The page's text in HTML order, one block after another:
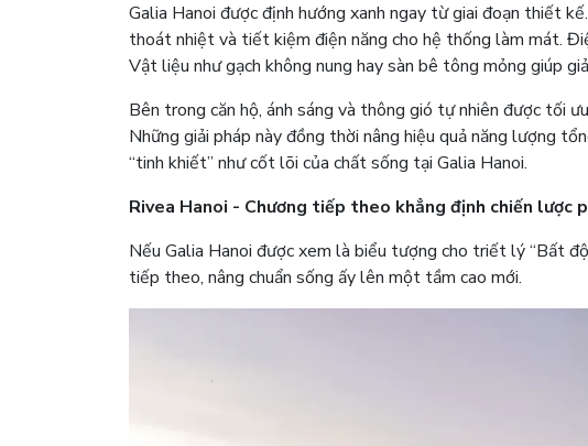
Galia Hanoi được định hướng xanh ngay từ giai đoạn thiết
thoát nhiệt và tiết kiệm điện năng cho hệ thống làm mát.
Vật liệu như gạch không nung hay sàn bê tông mỏng giúp
Bên trong căn hộ, ánh sáng và thông gió tự nhiên được tối
Những giải pháp này đồng thời nâng hiệu quả năng lượng
“tinh khiết” như cốt lõi của chất sống tại Galia Hanoi.
Rivea Hanoi - Chương tiếp theo khẳng định chiến lược
Nếu Galia Hanoi được xem là biểu tượng cho triết lý “Bất
tiếp theo, nâng chuẩn sống ấy lên một tầm cao mới.